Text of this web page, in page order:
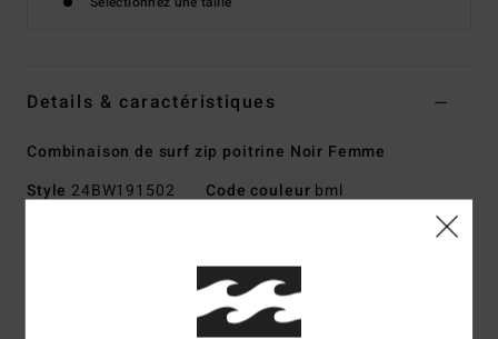
Details & caractéristiques
Combinaison de surf zip poitrine Noir Femme
Style 24BW191502 Code couleur bml
Collection Surf Capsule
matière UPCYCLER Pro Stretch sur l'extérieur